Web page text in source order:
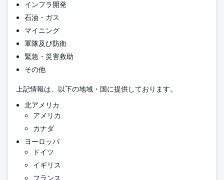
インフラ開発
石油・ガス
マイニング
軍隊及び防衛
緊急・災害救助
その他
上記情報は、以下の地域・国に提供しております。
北アメリカ
アメリカ
カナダ
ヨーロッパ
ドイツ
イギリス
フランス